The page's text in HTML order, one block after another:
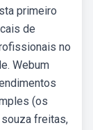
primeiro
de
no
Webum
(os
freitas,